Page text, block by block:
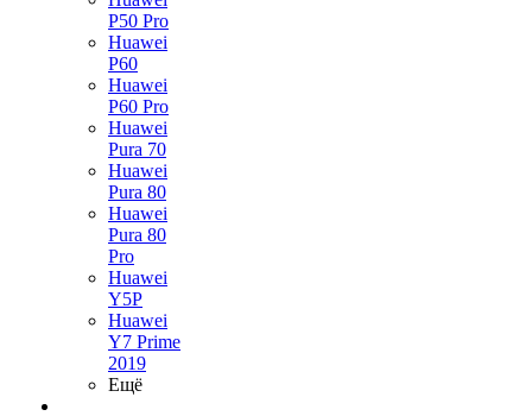
P50 Pro
Huawei
P60
Huawei
P60 Pro
Huawei
Pura 70
Huawei
Pura 80
Huawei
Pura 80
Pro
Huawei
Y5P
Huawei
Y7 Prime
2019
Ещё